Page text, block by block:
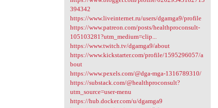
394342
https://www.liveinternet.ru/users/dgamga9/profile
https://www.patreon.com/posts/healthproconsult-
105103281?utm_medium=clip...
https://www.twitch.tv/dgamga9/about
https://www.kickstarter.com/profile/1595296057/a
bout
https://www.pexels.com/@dga-mga-1316789310/
https://substack.com/@healthproconsult?
utm_source=user-menu
https://hub.docker.com/u/dgamga9